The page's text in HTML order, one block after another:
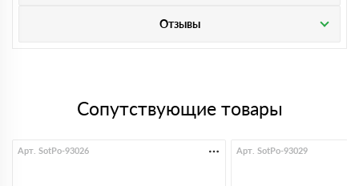
Отзывы
Сопутствующие товары
Арт. SotPo-93026 Арт. SotPo-93029